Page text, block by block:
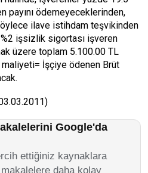
payını ödemeyeceklerinden,
ilave istihdam teşvikinden
işsizlik sigortası işveren
üzere toplam 5.100.00 TL
İşçiye ödenen Brüt
Google'da
ettiğiniz kaynaklara
daha kolay